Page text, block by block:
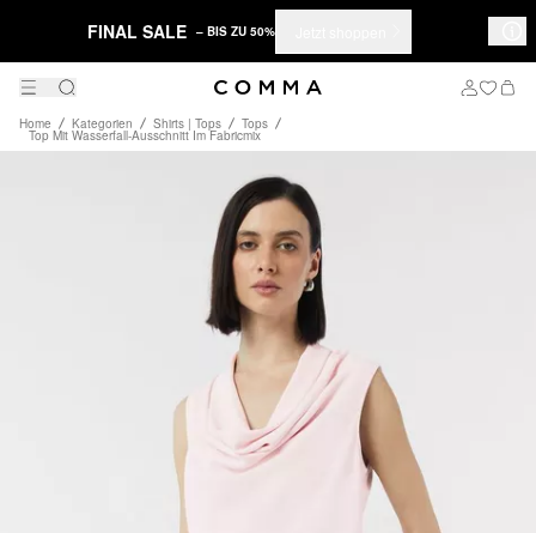
FINAL SALE – BIS ZU 50%
Home Kategorien Shirts | Tops Tops
Top Mit Wasserfall-Ausschnitt Im Fabricmix